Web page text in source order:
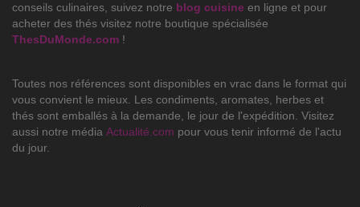
conseils culinaires, suivez notre blog cuisine en ligne et pour
acheter des thés visitez notre boutique spécialisée
ThesDuMonde.com !
Toutes nos références sont disponibles en vrac dans le format qui
vous convient le mieux. Les condiments, aromates, herbes et
thés sont emballés à la demande, le jour de l'expédition. Visitez
aussi notre média Actualité.com pour vous tenir informé de l'actu
du jour.